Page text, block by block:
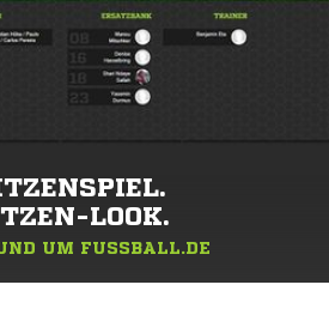
LOOK.
UM FUSSBALL.DE